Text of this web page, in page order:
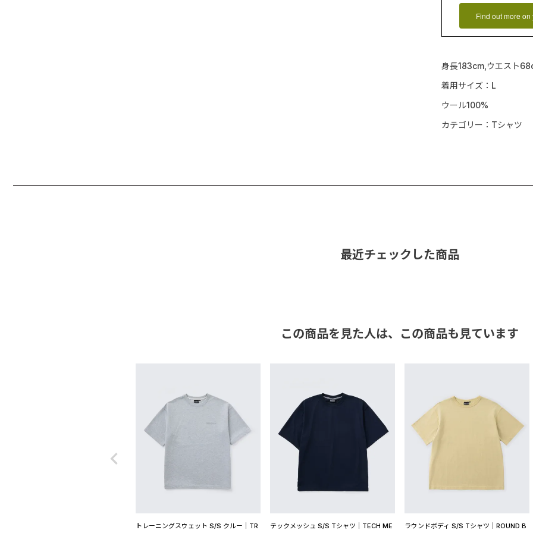
Find out more
身長183cm,ウエスト
着用サイズ：L
ウール100%
カテゴリー：Tシャツ
最近チェックした商品
この商品を見た人は、 この商品も見ています
トレーニングスウェット S/S クルー│TR
テックメッシュ S/S Tシャツ│TECH ME
ラウンドボディ S/S Tシャツ│ROUND B